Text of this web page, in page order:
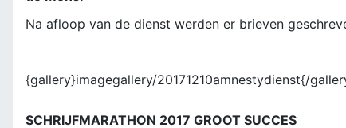
Na afloop van de dienst werden er brieven
{gallery}imagegallery/20171210amnestydienst{/
SCHRIJFMARATHON 2017 GROOT SUCCES